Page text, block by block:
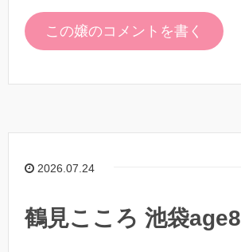
この嬢のコメントを書く
2026.07.24
鶴見こころ 池袋age8